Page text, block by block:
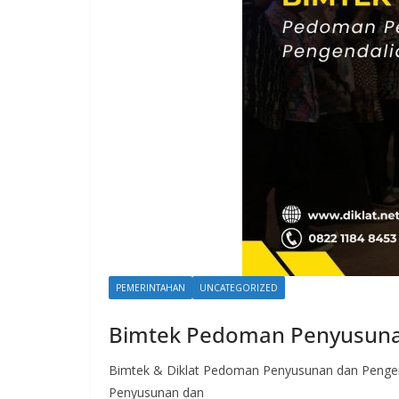
PEMERINTAHAN UNCATEGORIZED
Bimtek Pedoman
Bimtek & Diklat Pedoman Penyusunan dan
Penyusunan dan